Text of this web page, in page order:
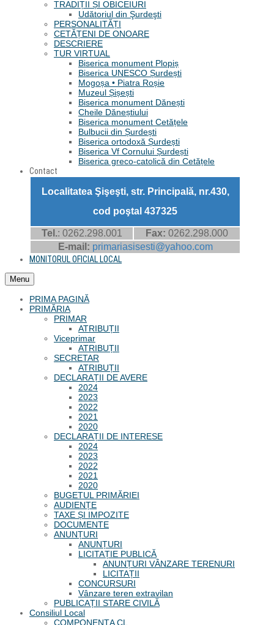
TRADIȚII ȘI OBICEIURI
Udătoriul din Şurdeşti
PERSONALITĂȚI
CETĂȚENI DE ONOARE
DESCRIERE
TUR VIRTUAL
Biserica monument Plopiș
Biserica UNESCO Șurdești
Mogoșa • Piatra Roșie
Muzeul Șișești
Biserica monument Dănești
Cheile Dăneștiului
Biserica monument Cetățele
Bulbucii din Șurdești
Biserica ortodoxă Șurdești
Biserica Vf Cornului Șurdești
Biserica greco-catolică din Cetățele
Contact
Localitatea Şişeşti, str. Principală, nr.430,
cod poştal 437325
Tel.: 0262.298.001 Fax: 0262.298.000
E-mail: primariasisesti@yahoo.com
MONITORUL OFICIAL LOCAL
Menu
PRIMA PAGINĂ
PRIMĂRIA
PRIMAR
ATRIBUȚII
Viceprimar
ATRIBUȚII
SECRETAR
ATRIBUȚII
DECLARAȚII DE AVERE
2024
2023
2022
2021
2020
DECLARAȚII DE INTERESE
2024
2023
2022
2021
2020
BUGETUL PRIMĂRIEI
AUDIENȚE
TAXE ȘI IMPOZITE
DOCUMENTE
ANUNȚURI
ANUNȚURI
LICITAȚIE PUBLICĂ
ANUNȚURI VÂNZARE TERENURI
LICITAȚII
CONCURSURI
Vânzare teren extravilan
PUBLICAȚII STARE CIVILĂ
Consiliul Local
COMPONENȚA CL